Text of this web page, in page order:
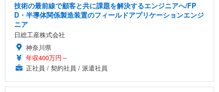
技術の最前線で顧客と共に課題を解決するエンジニアへ/FP
D・半導体関係製造装置のフィールドアプリケーションエンジ
ニア
日総工産株式会社
神奈川県
年収400万円～
正社員 / 契約社員 / 派遣社員